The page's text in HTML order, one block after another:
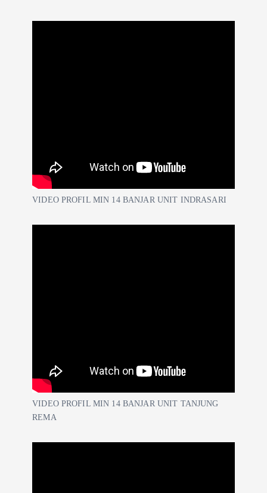
VIDEO PROFIL MIN 14 BANJAR UNIT INDRASARI
VIDEO PROFIL MIN 14 BANJAR UNIT TANJUNG
REMA